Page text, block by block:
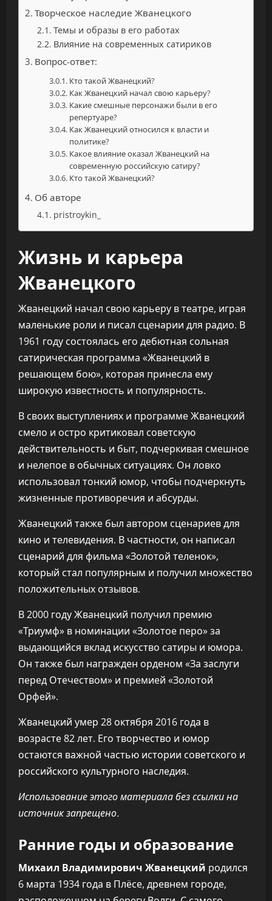
Творческое наследие Жванецкого
Темы и образы в его работах
Влияние на современных сатириков
Вопрос-ответ:
Кто такой Жванецкий?
Как Жванецкий начал свою карьеру?
Какие смешные персонажи были в его
репертуаре?
Как Жванецкий относился к власти и
политике?
Какое влияние оказал Жванецкий на
современную российскую сатиру?
Кто такой Жванецкий?
Об авторе
pristroykin_
Жизнь и карьера
Жванецкого
Жванецкий начал свою карьеру в театре, играя
маленькие роли и писал сценарии для радио. В
1961 году состоялась его дебютная сольная
сатирическая программа «Жванецкий в
решающем бою», которая принесла ему
широкую известность и популярность.
В своих выступлениях и программе Жванецкий
смело и остро критиковал советскую
действительность и быт, подчеркивая смешное
и нелепое в обычных ситуациях. Он ловко
использовал тонкий юмор, чтобы подчеркнуть
жизненные противоречия и абсурды.
Жванецкий также был автором сценариев для
кино и телевидения. В частности, он написал
сценарий для фильма «Золотой теленок»,
который стал популярным и получил множество
положительных отзывов.
В 2000 году Жванецкий получил премию
«Триумф» в номинации «Золотое перо» за
выдающийся вклад искусство сатиры и юмора.
Он также был награжден орденом «За заслуги
перед Отечеством» и премией «Золотой
Орфей».
Жванецкий умер 28 октября 2016 года в
возрасте 82 лет. Его творчество и юмор
остаются важной частью истории советского и
российского культурного наследия.
Использование этого материала без ссылки на
источник запрещено.
Ранние годы и образование
Михаил Владимирович Жванецкий родился
6 марта 1934 года в Плёсе, древнем городе,